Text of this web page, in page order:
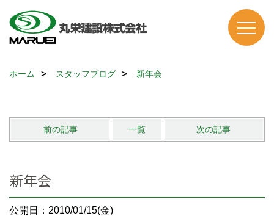
ホーム スタッフブログ 新年会
前の記事 一覧 次の記事
新年会
公開日：2010/01/15(金)